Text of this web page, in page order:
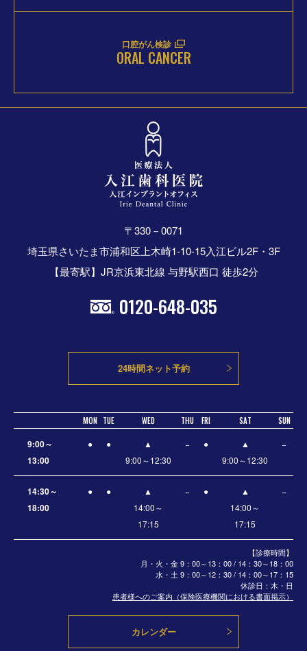
口腔がん検診
ORAL CANCER
〒330－0071
埼玉県さいたま市浦和区上木崎1-10-15入江ビル2F・3F
【最寄駅】JR京浜東北線 与野駅西口 徒歩2分
0120-648-035
24時間ネット予約
MON TUE WED THU FRI SAT SUN
【診療時間】
月・火・金 9：00～13：00 / 14：30～18：00
水・土 9：00～12：30 / 14：00～17：15
休診日：木・日
患者様へのご案内（保険医療機関における書面掲示）
9:00～
13:00
● ●
▲
9:00～12:30
− ●
▲
9:00～12:30
−
14:30～
18:00
● ●
▲
14:00～
17:15
− ●
▲
14:00～
17:15
−
カレンダー